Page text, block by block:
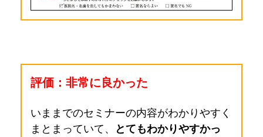
評価：非常に良かった
いままでのセミナーの内容がわかりやすく
まとまっていて、
とてもわかりやすかっ